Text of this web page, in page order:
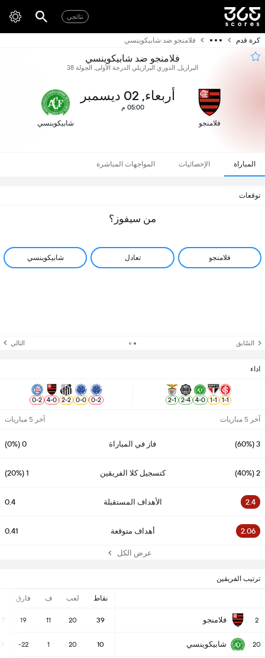
نتائجي
كرة قدم فلامنجو ضد شابيكوينسي
فلامنجو ضد شابيكوينسي
البرازيل, الدوري البرازيلي الدرجة الأولى, الجولة 38
فلامنجو
أربعاء, 02 ديسمبر
05:00 م
شابيكوينسي
المباراة الإحصائيات المواجهات المباشرة
توقعات
من سيفوز؟
فلامنجو تعادل شابيكوينسي
السّابق التالي
اداء
1
-
1
1
-
1
0
-
4
4
-
2
1
-
2
2
-
0
0
-
0
2
-
2
0
-
4
2
-
0
آخر 5 مباريات آخر 5 مباريات
3 (60%) فاز في المباراة 0 (0%)
2 (40%) كتسجيل كلا الفريقين 1 (20%)
2.4 الأهداف المستقبلة 0.4
2.06 أهداف متوقعة 0.41
عرض الكل
ترتيب الفريقين
نقاط لعب ف فارق
2 فلامنجو 39
20
11
19
20 شابيكوينسي 10
20
1
-22